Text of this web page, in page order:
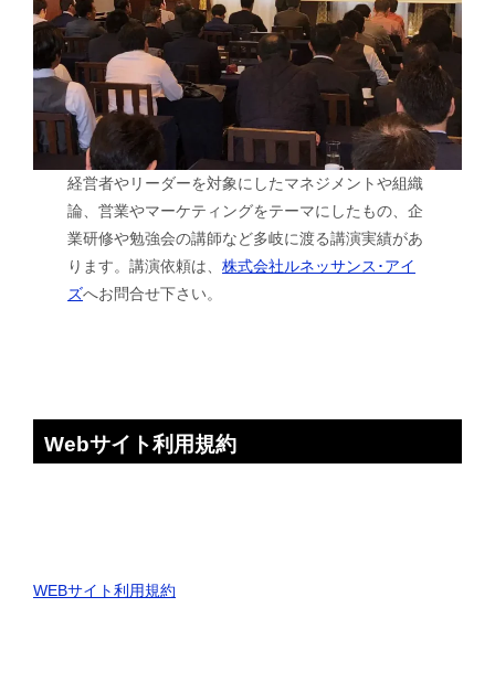
経営者やリーダーを対象にしたマネジメントや組織
論、営業やマーケティングをテーマにしたもの、企
業研修や勉強会の講師など多岐に渡る講演実績があ
ります。講演依頼は、株式会社ルネッサンス･アイ
ズへお問合せ下さい。
Webサイト利用規約
WEBサイト利用規約